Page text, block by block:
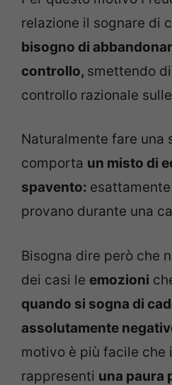
relazione il sognare di
bisogno di
controllo, smettendo
controllo razionale
Naturalmente fare una
comporta un misto di
spavento:
provano durante una
Bisogna dire però che
dei casi le emozioni
quando si sogna di
assolutamente
motivo è più facile che
rappresenti una paura